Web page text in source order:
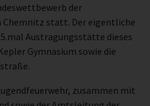
der
Chemnitz statt. Der eigentliche
Austragungsstätte dieses
Gymnasium sowie die
zusammen mit